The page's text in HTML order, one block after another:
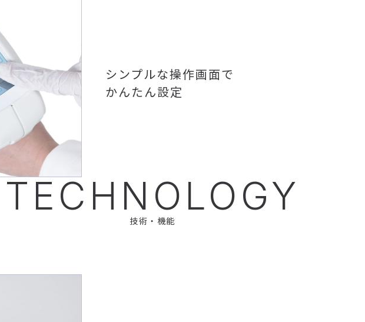
シンプルな操作画面で
かんたん設定
TECHNOLOGY
技術・機能